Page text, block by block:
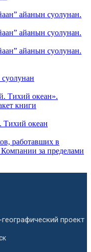
айанын суолунан.
айанын суолунан.
айанын суолунан.
Тихий океан».
книги
Тихий океан
работавших в
за пределами
проект